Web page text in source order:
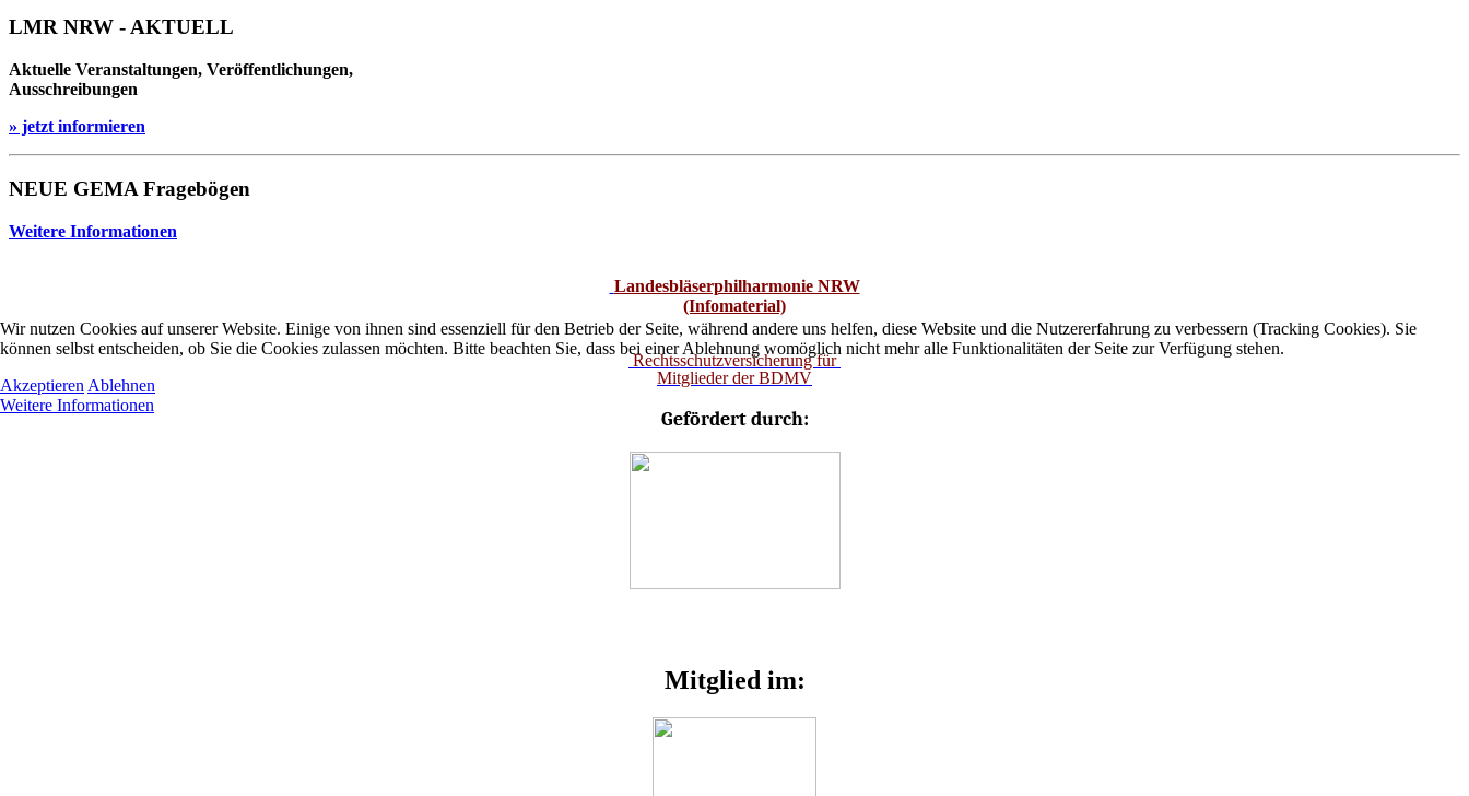
LMR NRW - AKTUELL
Aktuelle Veranstaltungen, Veröffentlichungen,
Ausschreibungen
» jetzt informieren
NEUE GEMA Fragebögen
Weitere Informationen
Landesbläserphilharmonie NRW
(Infomaterial)
Rechtsschutzversicherung für
Mitglieder der BDMV
Gefördert durch:
Mitglied im:
Wir nutzen Cookies auf unserer Website. Einige von ihnen sind essenziell für den Betrieb der Seite, während andere uns helfen, diese Website und die Nutzererfahrung zu verbessern (Tracking Cookies). Sie
können selbst entscheiden, ob Sie die Cookies zulassen möchten. Bitte beachten Sie, dass bei einer Ablehnung womöglich nicht mehr alle Funktionalitäten der Seite zur Verfügung stehen.
Akzeptieren Ablehnen
Weitere Informationen